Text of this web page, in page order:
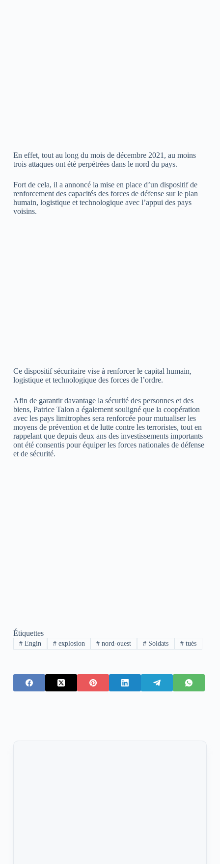
En effet, tout au long du mois de décembre 2021, au moins
trois attaques ont été perpétrées dans le nord du pays.
Fort de cela, il a annoncé la mise en place d’un dispositif de
renforcement des capacités des forces de défense sur le plan
humain, logistique et technologique avec l’appui des pays
voisins.
Ce dispositif sécuritaire vise à renforcer le capital humain,
logistique et technologique des forces de l’ordre.
Afin de garantir davantage la sécurité des personnes et des
biens, Patrice Talon a également souligné que la coopération
avec les pays limitrophes sera renforcée pour mutualiser les
moyens de prévention et de lutte contre les terroristes, tout en
rappelant que depuis deux ans des investissements importants
ont été consentis pour équiper les forces nationales de défense
et de sécurité.
Étiquettes
#Engin #explosion # nord-ouest # Soldats #tués